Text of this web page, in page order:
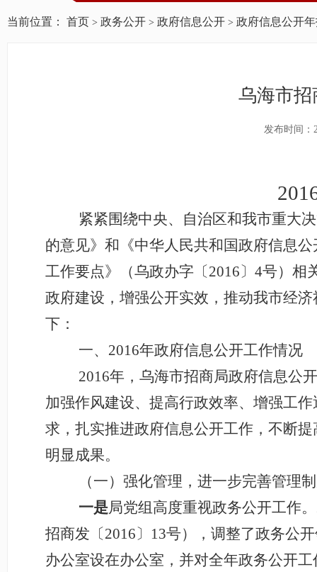
当前位置： 首页 > 政务公开 > 政府信息公开 > 政府信息公开
乌海市招
发布时间：
紧紧围绕中央、自治区和我市重大
的意见》和《中华人民共和国政府信息
工作要点》（乌政办字〔2016〕4号）
政府建设，增强公开实效，推动我市经
下：
一、2016年政府信息公开工作情况
2016年，乌海市招商局政府信息公
加强作风建设、提高行政效率、增强工
求，扎实推进政府信息公开工作，不断
明显成果。
（一）强化管理，进一步完善管理
一是局党组高度重视政务公开工作
招商发〔2016〕13号），调整了政务公
办公室设在办公室，并对全年政务公开